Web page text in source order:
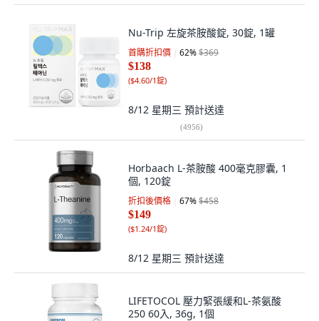
Nu-Trip 左旋茶胺酸錠, 30錠, 1罐
首購折扣價 62%$369
$138
($4.60/1錠)
8/12 星期三 預計送達
(4956)
Horbaach L-茶胺酸 400毫克膠囊, 1
個, 120錠
折扣後價格 67%$458
$149
($1.24/1錠)
8/12 星期三 預計送達
LIFETOCOL 壓力緊張緩和L-茶氨酸
250 60入, 36g, 1個